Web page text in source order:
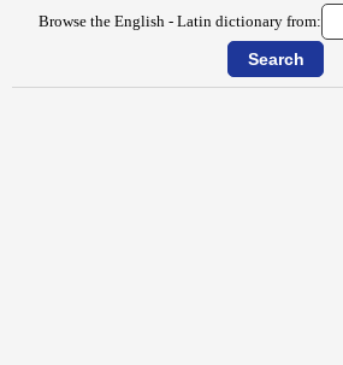
Browse the English - Latin dictionary from: